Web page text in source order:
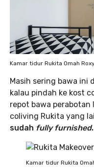
Kamar tidur Rukita Omah
Masih sering bawa ini
kalau pindah ke kost
repot bawa
coliving Rukita yang
sudah fully furnished.
Kamar tidur Rukita